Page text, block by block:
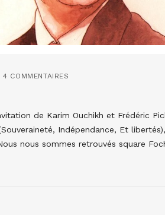
4 COMMENTAIRES
de Karim Ouchikh et Frédéric
Indépendance, Et
nous sommes retrouvés square